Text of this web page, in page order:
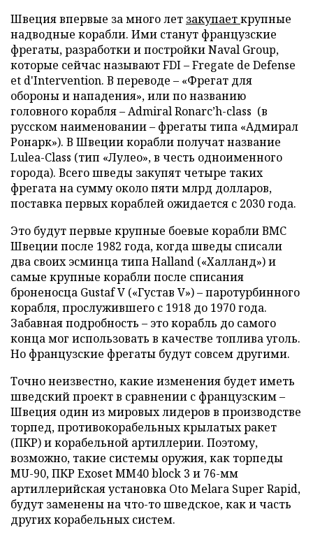
Швеция впервые за много лет закупаеткрупные
надводные корабли. Ими станут французские
фрегаты, разработки и постройки Naval Group,
которые сейчас называют FDI – Fregate de Defense
et d'Intervention. В переводе – «Фрегат для
обороны и нападения», или по названию
головного корабля – Admiral Ronarc’h-class (в
русском наименовании – фрегаты типа «Адмирал
Ронарк»). В Швеции корабли получат название
Lulea-Class (тип «Лулео», в честь одноименного
города). Всего шведы закупят четыре таких
фрегата на сумму около пяти млрд долларов,
поставка первых кораблей ожидается с 2030 года.
Это будут первые крупные боевые корабли ВМС
Швеции после 1982 года, когда шведы списали
два своих эсминца типа Halland («Халланд») и
самые крупные корабли после списания
броненосца Gustaf V («Густав V») – паротурбинного
корабля, прослужившего с 1918 до 1970 года.
Забавная подробность – это корабль до самого
конца мог использовать в качестве топлива уголь.
Но французские фрегаты будут совсем другими.
Точно неизвестно, какие изменения будет иметь
шведский проект в сравнении с французским –
Швеция один из мировых лидеров в производстве
торпед, противокорабельных крылатых ракет
(ПКР) и корабельной артиллерии. Поэтому,
возможно, такие системы оружия, как торпеды
MU-90, ПКР Exoset MM40 block 3 и 76-мм
артиллерийская установка Oto Melara Super Rapid,
будут заменены на что-то шведское, как и часть
других корабельных систем.